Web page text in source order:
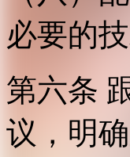
必要的
第六条
议，明